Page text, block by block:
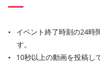
イベント終了時刻の24時
す。
10秒以上の動画を投稿し